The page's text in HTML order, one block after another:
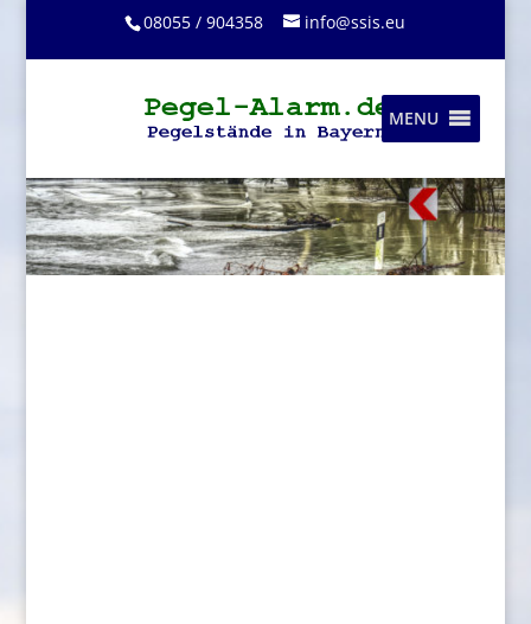
08055 / 904358 info@ssis.eu
MENU